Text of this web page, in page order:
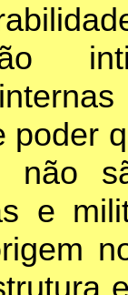
poder
não
e